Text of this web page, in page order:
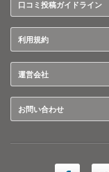
口コミ投稿ガイドライン
利用規約
運営会社
お問い合わせ